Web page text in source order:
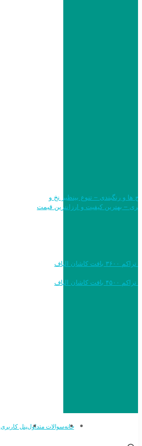
طرح ها و رنگبندی – تنوع بینظیر نخ و
خرید به قیمت فرش ماشینی ۱۲۰۰ شانه تراکم ۳۶۰۰ بافت کاشان الیاف
خرید به قیمت فرش ماشینی ۱۵۰۰ شانه تراکم ۴۵۰۰ بافت کاشان الیاف
خانهسوالات متداولپنل کاربری